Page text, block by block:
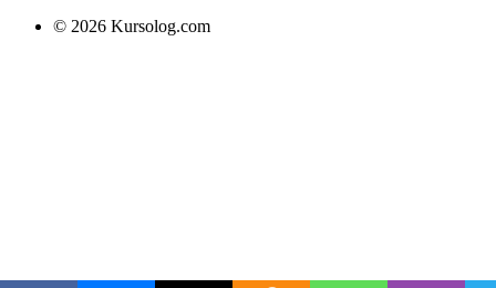
© 2026 Kursolog.com